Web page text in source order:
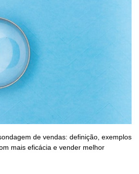
de vendas: definição, exemplos
mais eficácia e vender melhor